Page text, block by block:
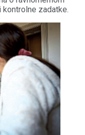
zadatke.